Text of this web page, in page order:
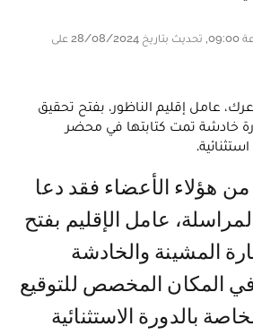
في 28/08/2024 على الساعة 09:00, تحديث بتاريخ 28/08/2024 على
عامل إقليم الناظور، بفتح تحقيق
خادشة تمت كتابتها في محضر
عامل الإقليم بفتح
المشينة والخادشة
في المكان المخصص للتوقيع
بالدورة الاستثنائية